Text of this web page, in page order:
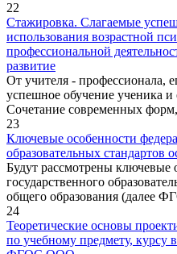
22
Стажировка. Слагаемые
использования возрастной
профессиональной
развитие
От учителя - профессионала,
успешное обучение ученика
Сочетание современных форм,
23
Ключевые особенности
образовательных стандартов
Будут рассмотрены ключевые
государственного
общего образования (далее
24
Теоретические основы
по учебному предмету, курсу